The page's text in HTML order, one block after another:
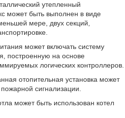
утепленный
может быть выполнен в виде
мере, двух секций,
может включать систему
построенную на основе
логических контроллеров.
отопительная установка может
сигнализации.
может быть использован котел